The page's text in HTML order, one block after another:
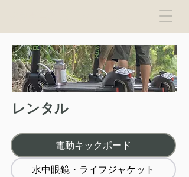
レンタル
電動キックボード
水中眼鏡・ライフジャケット